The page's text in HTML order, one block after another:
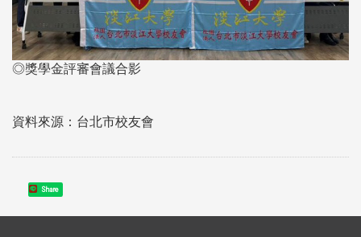
◎獎學金評審會議合影
資料來源：台北市校友會
Share